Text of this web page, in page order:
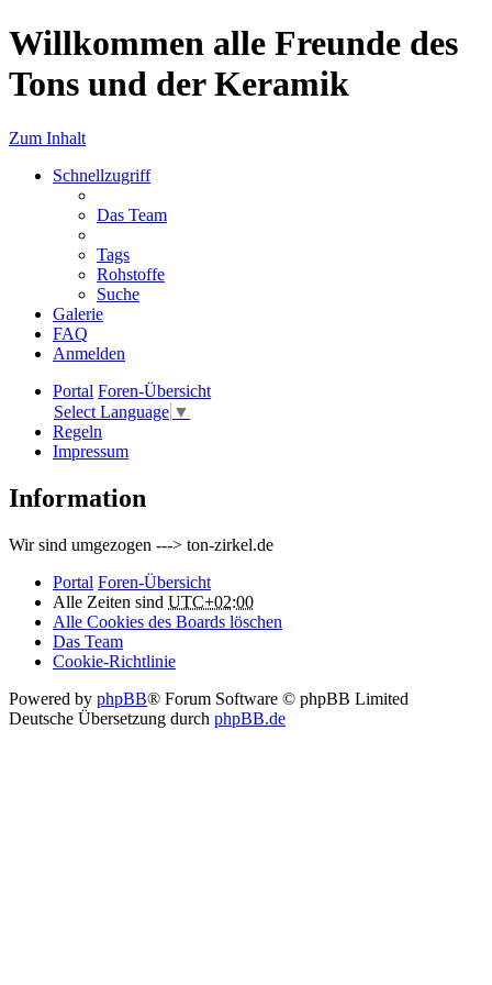
Willkommen alle Freunde des
Tons und der Keramik
Zum Inhalt
Schnellzugriff
Das Team
Tags
Rohstoffe
Suche
Galerie
FAQ
Anmelden
Portal Foren-Übersicht
Select Language ▼
Regeln
Impressum
Information
Wir sind umgezogen ---> ton-zirkel.de
Portal Foren-Übersicht
Alle Zeiten sind UTC+02:00
Alle Cookies des Boards löschen
Das Team
Cookie-Richtlinie
Powered by phpBB® Forum Software © phpBB Limited
Deutsche Übersetzung durch phpBB.de